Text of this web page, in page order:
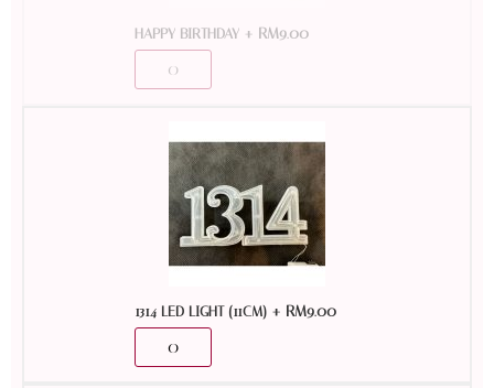
HAPPY BIRTHDAY + RM9.00
1314 LED LIGHT (11CM) + RM9.00